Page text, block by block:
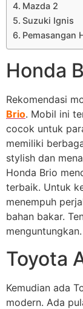
Mazda 2
Suzuki Ignis
Pemasangan
Honda
Rekomendasi
Brio. Mobil ini
cocok untuk
memiliki
stylish dan
Honda Brio
terbaik. Untuk
menempuh
bahan bakar.
menguntungkan.
Toyota
Kemudian ada
modern. Ada